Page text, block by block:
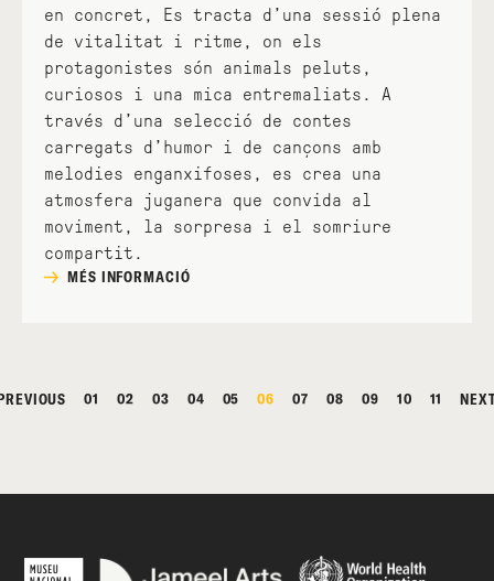
en concret, Es tracta d’una sessió plena
de vitalitat i ritme, on els
protagonistes són animals peluts,
curiosos i una mica entremaliats. A
través d’una selecció de contes
carregats d’humor i de cançons amb
melodies enganxifoses, es crea una
atmosfera juganera que convida al
moviment, la sorpresa i el somriure
compartit.
MÉS INFORMACIÓ
01 02 03 04 05 06 07 08 09 10 11